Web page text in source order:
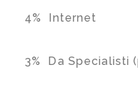
4% Internet
3% Da Specialisti